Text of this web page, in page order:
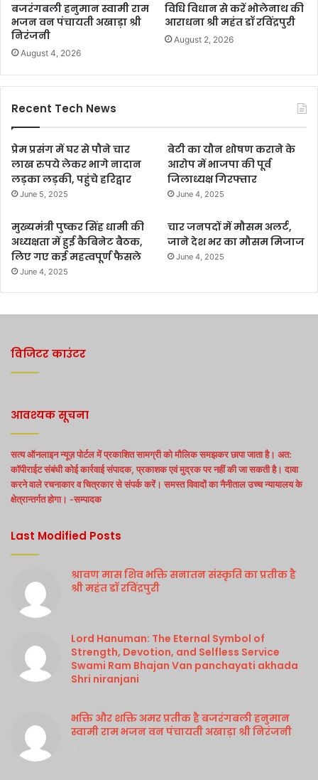
बजरंगबली हनुमान स्वामी राम
भजन वन पंचायती अखाड़ा श्री
निरंजनी
August 4, 2026
विधि विधान से करें भोलेनाथ की
आराधना श्री महंत डॉ रविंद्रपुरी
August 2, 2026
Recent Tech News
प्रेम प्रसंग में घर से पौने चार
लाख रुपये लेकर भागे नादान
लड़का लड़की, पहुंचे हरिद्वार
June 5, 2025
बेटी का यौन शोषण कराने के
आरोप में भाजपा की पूर्व
जिलाध्यक्ष गिरफ्तार
June 4, 2025
मुख्यमंत्री पुष्कर सिंह धामी की
अध्यक्षता में हुई कैबिनेट बैठक,
लिए गए कई महत्वपूर्ण फैसले
June 4, 2025
चार जनपदों में मौसम अलर्ट,
जाने देश भर का मौसम मिजाज
June 4, 2025
विजिटर काउंटर
आवश्यक सूचना
सत्य ऑनलाइन न्यूज़ पोर्टल में प्रकाशित सामग्री को मौलिक समझकर छापा जाता है। अत:
कॉपीराईट संबंधी कोई कार्रवाई संपादक, प्रकाशक एवं मुद्रक पर नहीं की जा सकती है। दावा
करने वाले रचनाकार व चित्रकार से संपर्क करें। समस्त विवादों का नैनीताल उच्च न्यायालय के
क्षेत्रान्तर्गत होगा। -सम्पादक
Last Modified Posts
श्रावण मास शिव भक्ति सनातन संस्कृति का प्रतीक है
श्री महंत डॉ रविंद्रपुरी
Lord Hanuman: The Eternal Symbol of
Strength, Devotion, and Selfless Service
Swami Ram Bhajan Van panchayati akhada
Shri niranjani
भक्ति और शक्ति अमर प्रतीक है बजरंगबली हनुमान
स्वामी राम भजन वन पंचायती अखाड़ा श्री निरंजनी